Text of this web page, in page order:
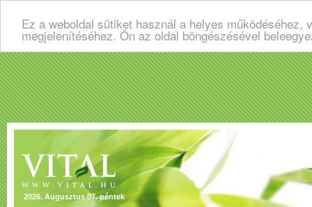
Ez a weboldal sütiket használ a helyes
megjelenítéséhez. Ön az oldal böngészésével
2026. Augusztus 07. péntek